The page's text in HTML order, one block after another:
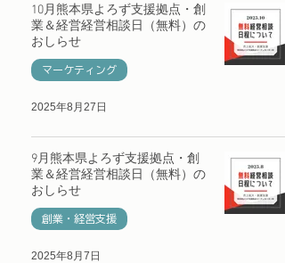
10月熊本県よろず支援拠点・創
業＆経営経営相談日（無料）の
おしらせ
マーケティング
2025年8月27日
9月熊本県よろず支援拠点・創
業＆経営経営相談日（無料）の
おしらせ
創業・経営支援
2025年8月7日